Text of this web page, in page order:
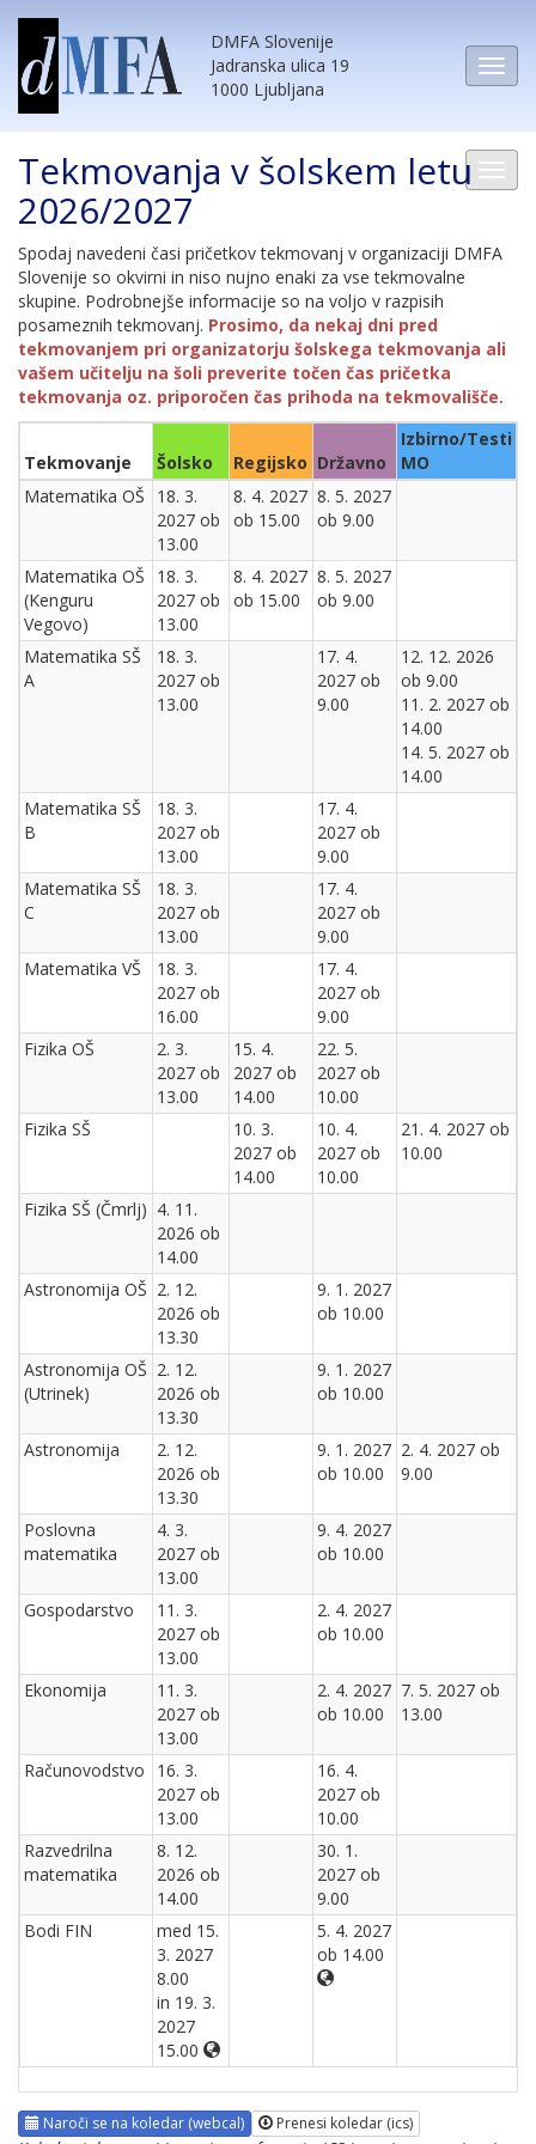
DMFA Slovenije
Jadranska ulica 19
1000 Ljubljana
Tekmovanja v šolskem letu
2026/2027
Spodaj navedeni časi pričetkov tekmovanj v organizaciji DMFA
Slovenije so okvirni in niso nujno enaki za vse tekmovalne
skupine. Podrobnejše informacije so na voljo v razpisih
posameznih tekmovanj. Prosimo, da nekaj dni pred
tekmovanjem pri organizatorju šolskega tekmovanja ali
vašem učitelju na šoli preverite točen čas pričetka
tekmovanja oz. priporočen čas prihoda na tekmovališče.
Tekmovanje Šolsko Regijsko Državno
Izbirno/Testi
MO
Matematika OŠ
18. 3.
2027 ob
13.00
8. 4. 2027
ob 15.00
8. 5. 2027
ob 9.00
Matematika OŠ
(Kenguru
Vegovo)
18. 3.
2027 ob
13.00
8. 4. 2027
ob 15.00
8. 5. 2027
ob 9.00
Matematika SŠ
A
18. 3.
2027 ob
13.00
17. 4.
2027 ob
9.00
12. 12. 2026
ob 9.00
11. 2. 2027 ob
14.00
14. 5. 2027 ob
14.00
Matematika SŠ
B
18. 3.
2027 ob
13.00
17. 4.
2027 ob
9.00
Matematika SŠ
C
18. 3.
2027 ob
13.00
17. 4.
2027 ob
9.00
Matematika VŠ
18. 3.
2027 ob
16.00
17. 4.
2027 ob
9.00
Fizika OŠ
2. 3.
2027 ob
13.00
15. 4.
2027 ob
14.00
22. 5.
2027 ob
10.00
Fizika SŠ
10. 3.
2027 ob
14.00
10. 4.
2027 ob
10.00
21. 4. 2027 ob
10.00
Fizika SŠ (Čmrlj) 4. 11.
2026 ob
14.00
Astronomija OŠ 2. 12.
2026 ob
13.30
9. 1. 2027
ob 10.00
Astronomija OŠ
(Utrinek)
2. 12.
2026 ob
13.30
9. 1. 2027
ob 10.00
Astronomija
2. 12.
2026 ob
13.30
9. 1. 2027
ob 10.00
2. 4. 2027 ob
9.00
Poslovna
matematika
4. 3.
2027 ob
13.00
9. 4. 2027
ob 10.00
Gospodarstvo
11. 3.
2027 ob
13.00
2. 4. 2027
ob 10.00
Ekonomija
11. 3.
2027 ob
13.00
2. 4. 2027
ob 10.00
7. 5. 2027 ob
13.00
Računovodstvo
16. 3.
2027 ob
13.00
16. 4.
2027 ob
10.00
Razvedrilna
matematika
8. 12.
2026 ob
14.00
30. 1.
2027 ob
9.00
Bodi FIN
med 15.
3. 2027
8.00
in 19. 3.
2027
15.00
5. 4. 2027
ob 14.00
Naroči se na koledar (webcal) Prenesi koledar (ics)